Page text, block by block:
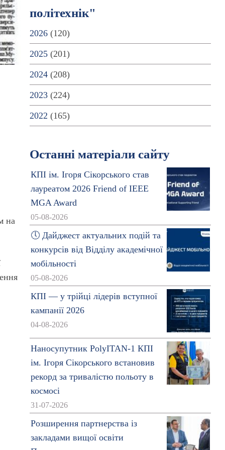
на
політехнік"
2026(120)
2025(201)
2024(208)
2023(224)
2022 (165)
Останні матеріали сайту
КПІ ім. Ігоря Сікорського став
лауреатом 2026 Friend of IEEE
MGA Award
05-08-2026
🕔 Дайджест актуальних подій та
конкурсів від Відділу академічної
мобільності
05-08-2026
КПІ — у трійці лідерів вступної
кампанії 2026
04-08-2026
Наносупутник PolyITAN-1 КПІ
ім. Ігоря Сікорського встановив
рекорд за тривалістю польоту в
космосі
31-07-2026
Розширення партнерства із
закладами вищої освіти